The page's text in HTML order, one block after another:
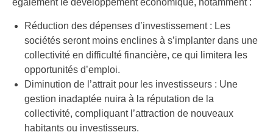
également le développement économique, notamment :
Réduction des dépenses d’investissement : Les
sociétés seront moins enclines à s’implanter dans une
collectivité en difficulté financière, ce qui limitera les
opportunités d’emploi.
Diminution de l’attrait pour les investisseurs : Une
gestion inadaptée nuira à la réputation de la
collectivité, compliquant l’attraction de nouveaux
habitants ou investisseurs.